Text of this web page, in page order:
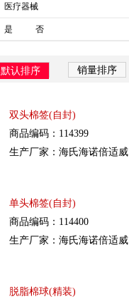
医疗器械
是 否
默认排序 销量排序
双头棉签(自封)
商品编码：114399
生产厂家：海氏海诺倍适威
单头棉签(自封)
商品编码：114400
生产厂家：海氏海诺倍适威
脱脂棉球(精装)